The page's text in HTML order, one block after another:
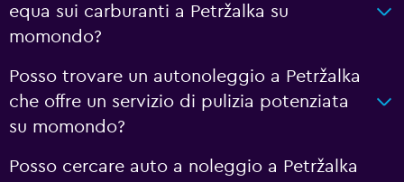
equa sui carburanti a Petržalka su
momondo?
Posso trovare un autonoleggio a Petržalka
che offre un servizio di pulizia potenziata
su momondo?
Posso cercare auto a noleggio a Petržalka